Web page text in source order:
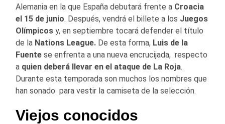
Alemania en la que España debutará frente a Croacia
el 15 de junio. Después, vendrá el billete a los Juegos
Olímpicos y, en septiembre tocará defender el título
de la Nations League. De esta forma, Luis de la
Fuente se enfrenta a una nueva encrucijada, respecto
a quien deberá llevar en el ataque de La Roja.
Durante esta temporada son muchos los nombres que
han sonado para vestir la camiseta de la selección.
Viejos conocidos